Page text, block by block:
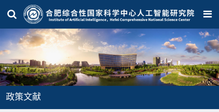
政策文献